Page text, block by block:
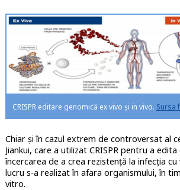
CRISPR editare genomică ex vivo și in vivo. Sursa
Chiar și în cazul extrem de controversat al
Jiankui, care a utilizat CRISPR pentru a
încercarea de a crea rezistență la infecția cu
lucru s-a realizat în afara organismului, în
vitro.